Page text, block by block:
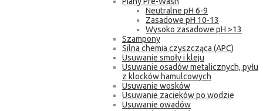
Neutralne pH 6-9
Zasadowe pH 10-13
Wysoko zasadowe pH >13
Szampony
Silna chemia czyszcząca (APC)
Usuwanie smoły i kleju
Usuwanie osadów metalicznych, pyłu
z klocków hamulcowych
Usuwanie wosków
Usuwanie zacieków po wodzie
Usuwanie owadów